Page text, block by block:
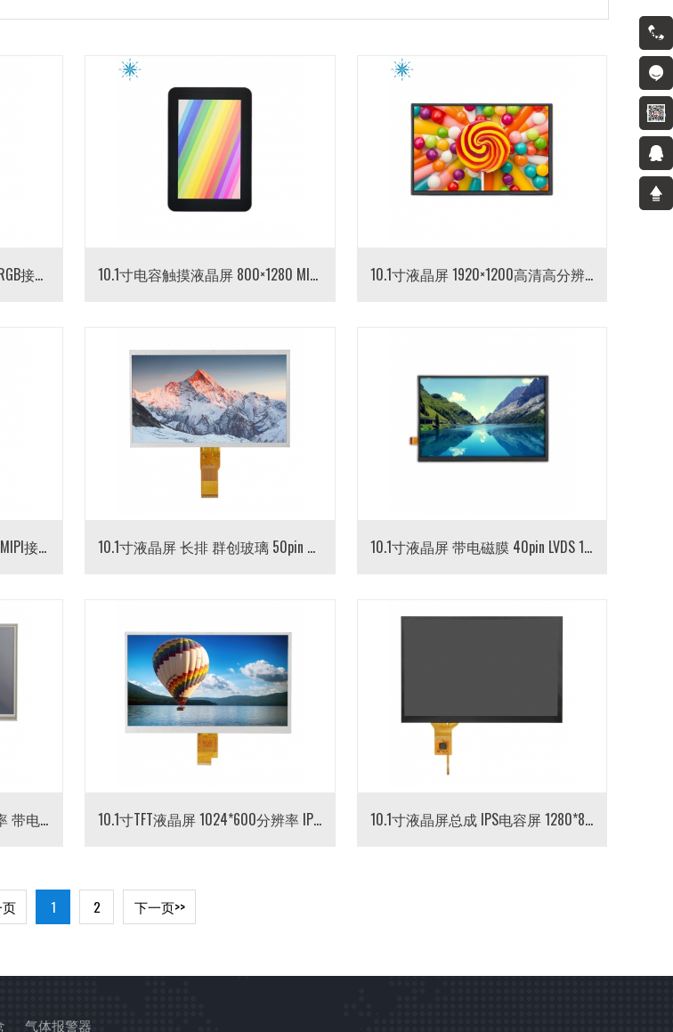
10.1寸液晶触摸屏 1024×600 RGB接口 电容触摸全贴合液晶屏总成 10.1寸电容触摸液晶屏 800×1280 MIPI接口 竖屏 TFT-LCD液晶总成 10.1寸液晶屏 1920×1200高清高分辨率 LVDS接口 TFT-LCD液晶模组
10.1寸显示屏 竖屏 800×1280 MIPI接口40pin 10.1寸TFT LCD液晶屏 10.1寸液晶屏 长排 群创玻璃 50pin RGB接口 TFT LCD液晶显示模组 10.1寸液晶屏 带电磁膜 40pin LVDS 1280*800分辨率 10.1寸TFT LCD液晶模组
10.1寸液晶屏 1024*600分辨率 带电阻触摸 10.1寸TFT液晶屏 1024*600分辨率 IPS屏 10.1寸TFT彩屏 10.1寸液晶屏总成 IPS电容屏 1280*800分辨率 电容触摸贴合总成
页 1 2 下一页>>
气体报警器
13923457816